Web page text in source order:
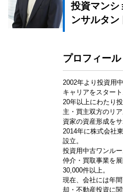
投資マンシ
ンサルタン
プロフィール
2002年より投資用
キャリアをスタート
20年以上にわたり
主・買主双方のリ
資家の資産形成をサ
2014年に株式会社
設立。
投資用中古ワンル
仲介・買取事業を
30,000件以上。
現在、会社には年
却・不動産投資に